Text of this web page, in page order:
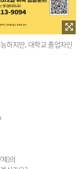
하지만, 대학교 졸업자인
)의